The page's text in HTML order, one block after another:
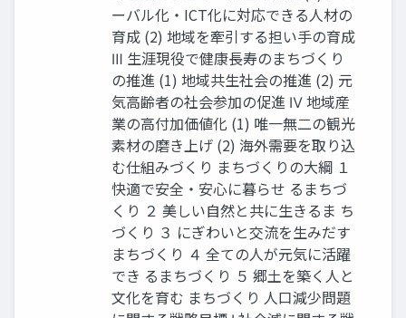
ーバル化・ICT化に対応できる人材の
育成 (2) 地域を牽引する担い手の育成
Ⅲ 生涯現役で健康長寿のまちづくり
の推進 (1) 地域共生社会の推進 (2) 元
気高齢者の社会参加の促進 Ⅳ 地域産
業の高付加価値化 (1) 唯一無二の観光
素材の磨き上げ (2) 海外需要を取り込
む仕組みづくり まちづくりの大綱 １
快適で安全・安心に暮らせ るまちづ
くり ２ 美しい自然と共に生きるま ち
づくり ３ にぎわいと交流を生みだす
まちづくり ４ 全ての人が元気に活躍
でき るまちづくり ５ 郷土を築く人と
文化を育む まちづくり 人口減少問題